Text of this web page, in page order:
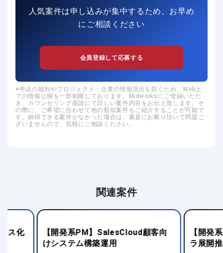
人気案件は申し込みが集中するため、お早め
にご相談ください
会員登録して応募する
申込の殺到やプロジェクト・企業の情報流出を防ぐため、Web上
での情報公開を一部制限しております。Midworksにご登録いただ
き、カウンセリング面談にて詳しい案件内容をお伝え致します。そ
の際に、ご希望に合わせて他の類似案件もご紹介することが可能で
す。納得できる案件がなかった場合は、素直にお断り頂いて問題ご
ざいませんので、気軽にご相談ください。
関連案件
【開発系PM】SalesCloud顧客向
けシステム構築運用
【開発系PM】
ラ展開推進管理